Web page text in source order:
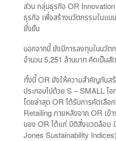
ส่วน กลุ่มธุรกิจ OR
ธุรกิจ เพื่อสร้างนวัตกรรมในแ
ยั่งยืน
นอกจากนี้ ยังมีการลงทุนในนวั
จำนวน 5,251 ล้านบาท คิดเป็น
ทั้งนี้ OR ยังให้ความสำคัญกับส
ประกอบไปด้วย S – SMALL โ
โดยล่าสุด OR ได้รับการคัดเลื
Retailing ภายหลังจาก OR เข้
ของ OR ได้แก่ มิติสิ่งแวดล้อม
Jones Sustainability Indices)